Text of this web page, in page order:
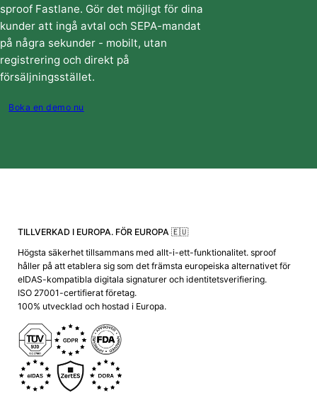
sproof Fastlane. Gör det möjligt för dina
kunder att ingå avtal och SEPA-mandat
på några sekunder - mobilt, utan
registrering och direkt på
försäljningsstället.
Boka en demo nu
TILLVERKAD I EUROPA. FÖR EUROPA 🇪🇺
Högsta säkerhet tillsammans med allt-i-ett-funktionalitet. sproof
håller på att etablera sig som det främsta europeiska alternativet för
eIDAS-kompatibla digitala signaturer och identitetsverifiering.
ISO 27001-certifierat företag.
100% utvecklad och hostad i Europa.